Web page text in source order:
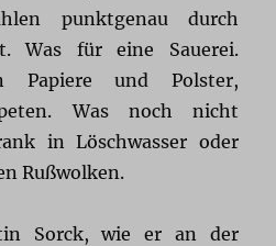
punktgenau durch
Was für eine Sauerei.
Papiere und Polster,
Was noch nicht
in Löschwasser oder
Rußwolken.
Sorck, wie er an der